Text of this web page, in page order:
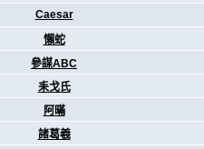
Caesar
懶蛇
參謀ABC
耒戈氏
阿暪
諸葛羲